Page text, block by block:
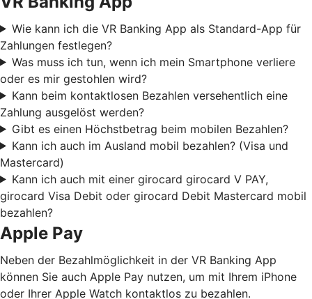
Wie kann ich die VR Banking App als Standard-App für
Zahlungen festlegen?
Was muss ich tun, wenn ich mein Smartphone verliere
oder es mir gestohlen wird?
Kann beim kontaktlosen Bezahlen versehentlich eine
Zahlung ausgelöst werden?
Gibt es einen Höchstbetrag beim mobilen Bezahlen?
Kann ich auch im Ausland mobil bezahlen? (Visa und
Mastercard)
Kann ich auch mit einer girocard girocard V PAY,
girocard Visa Debit oder girocard Debit Mastercard mobil
bezahlen?
Apple Pay
Neben der Bezahlmöglichkeit in der VR Banking App
können Sie auch Apple Pay nutzen, um mit Ihrem iPhone
oder Ihrer Apple Watch kontaktlos zu bezahlen.